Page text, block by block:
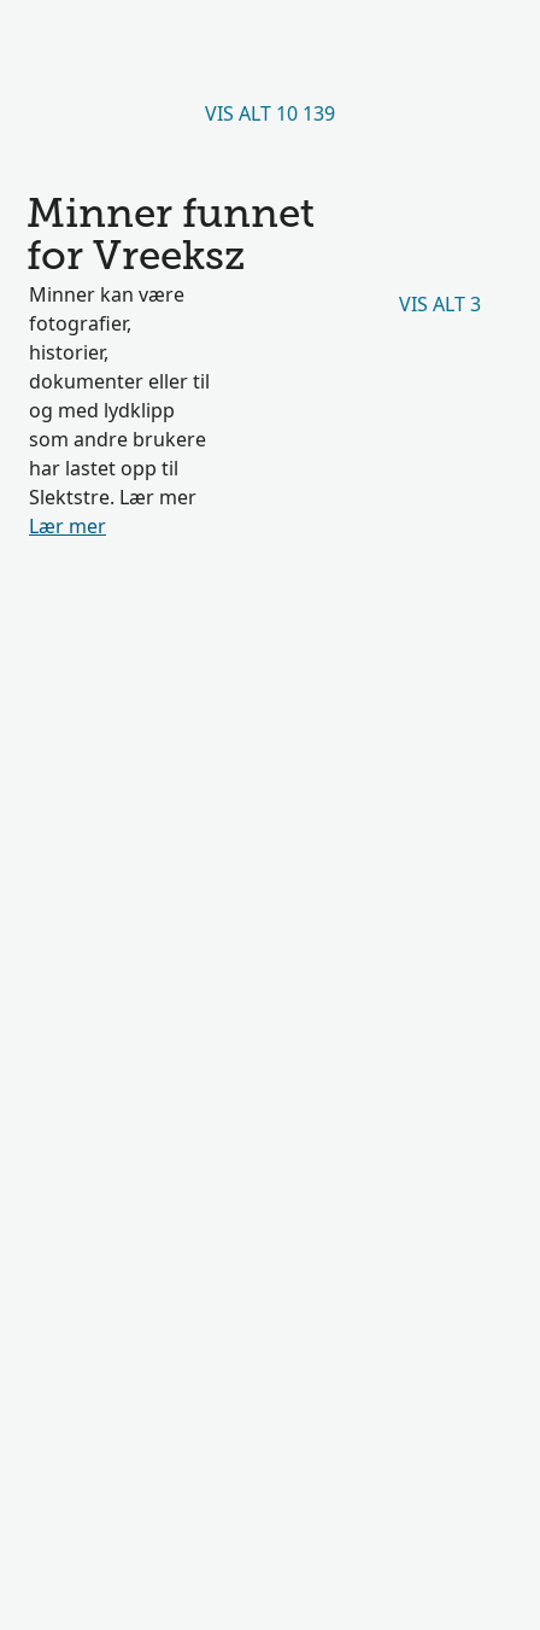
VIS ALT 10 139
Minner funnet
for Vreeksz
Minner kan være
fotografier,
historier,
dokumenter eller til
og med lydklipp
som andre brukere
har lastet opp til
Slektstre. Lær mer
Lær mer
VIS ALT 3